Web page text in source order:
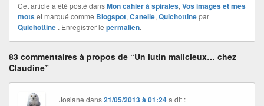
Cet article a été posté dansMon cahier à spirales,Vos images et mes
motset marqué comme Blogspot,Canelle,Quichottinepar
Quichottine . Enregistrer le permalien.
83 commentaires à propos de “Un lutin malicieux… chez
Claudine”
Josiane dans21/05/2013 à 01:24 a dit :